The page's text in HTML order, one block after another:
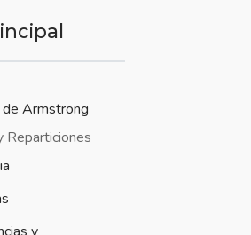
de Armstrong
Reparticiones
y